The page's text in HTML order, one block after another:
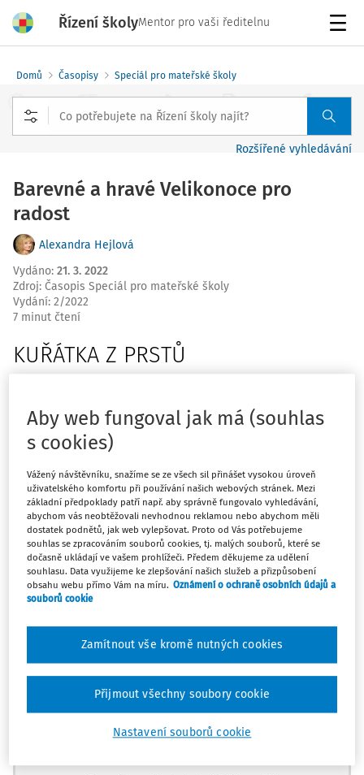
Řízení školyMentor pro vaši ředitelnu
Domů Časopisy Speciál pro mateřské školy
Rozšířené vyhledávání
Barevné a hravé Velikonoce pro
radost
Alexandra Hejlová
Vydáno: 21. 3. 2022
Zdroj: Časopis Speciál pro mateřské školy
Vydání: 2/2022
7 minut čtení
KUŘÁTKA Z PRSTŮ
bílé čtvrtky
barevné papíry (hlavně zelený a žlutý)
lepidlo HERKULES (tuhé nebo tekuté, s čím se dětem
bude lépe pracovat)
nalepovací očka
hnědou nebo černou fixu
bare
Máte předplatné? Přihlaste se.
Tento dokument je jen pro
Aby web fungoval jak má (souhlas
s cookies)
Vážený návštěvníku, snažíme se ze všech sil přinášet vysokou úroveň
uživatelského komfortu při používání našich webových stránek. Mezi
základní předpoklady patří např. aby správně fungovalo vyhledávání,
abychom vás neobtěžovali nevhodnou reklamou nebo abychom měli
dostatek podnětů, jak web vylepšovat. Proto od Vás potřebujeme
souhlas se zpracováním souborů cookies, tj. malých souborů, které se
dočasně ukládají ve vašem prohlížeči. Předem děkujeme za udělení
souhlasu. Data využijeme ke zlepšování našich služeb a přizpůsobení
obsahu webu přímo Vám na míru. Oznámení o ochraně osobních údajů a
souborů cookie
Nastavení souborů cookie
Zamítnout vše kromě nutných cookies
Přijmout všechny soubory cookie